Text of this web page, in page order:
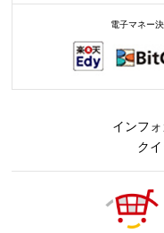
電子マネー
インフ
ク